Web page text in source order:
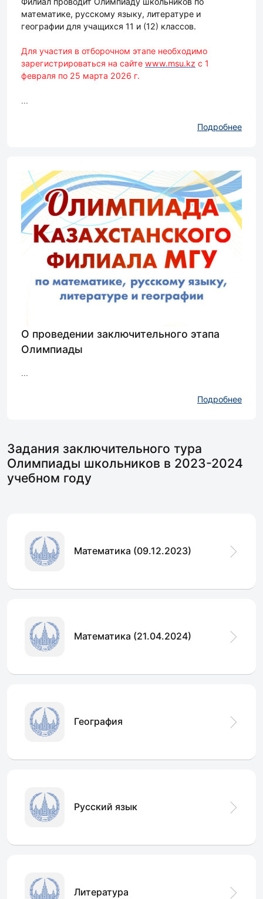
математике, русскому языку, литературе и
географии для учащихся 11 и (12) классов.
Для участия в отборочном этапе необходимо
зарегистрироваться на сайте www.msu.kz c 1
февраля по 25 марта 2026 г.
...
Подробнее
О проведении заключительного этапа
Олимпиады
...
Подробнее
Задания заключительного тура
Олимпиады школьников в 2023-2024
учебном году
Математика (09.12.2023)
Математика (21.04.2024)
География
Русский язык
Литература